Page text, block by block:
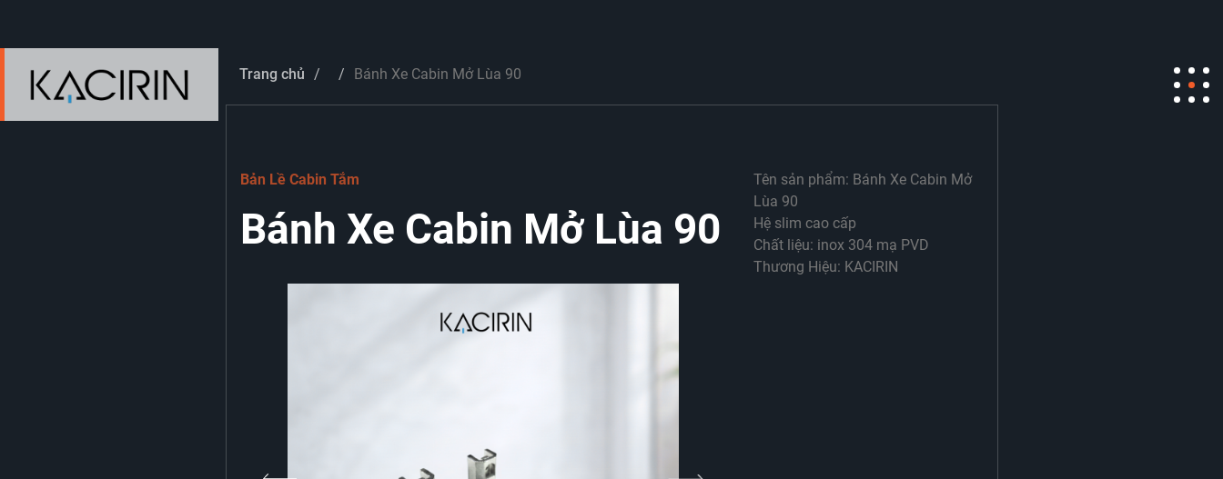
Trang chủ Bánh Xe Cabin Mở Lùa 90
Bản Lề Cabin Tắm
Bánh Xe Cabin Mở Lùa 90
Tên sản phẩm: Bánh Xe Cabin Mở
Lùa 90
Hệ slim cao cấp
Chất liệu: inox 304 mạ PVD
Thương Hiệu: KACIRIN